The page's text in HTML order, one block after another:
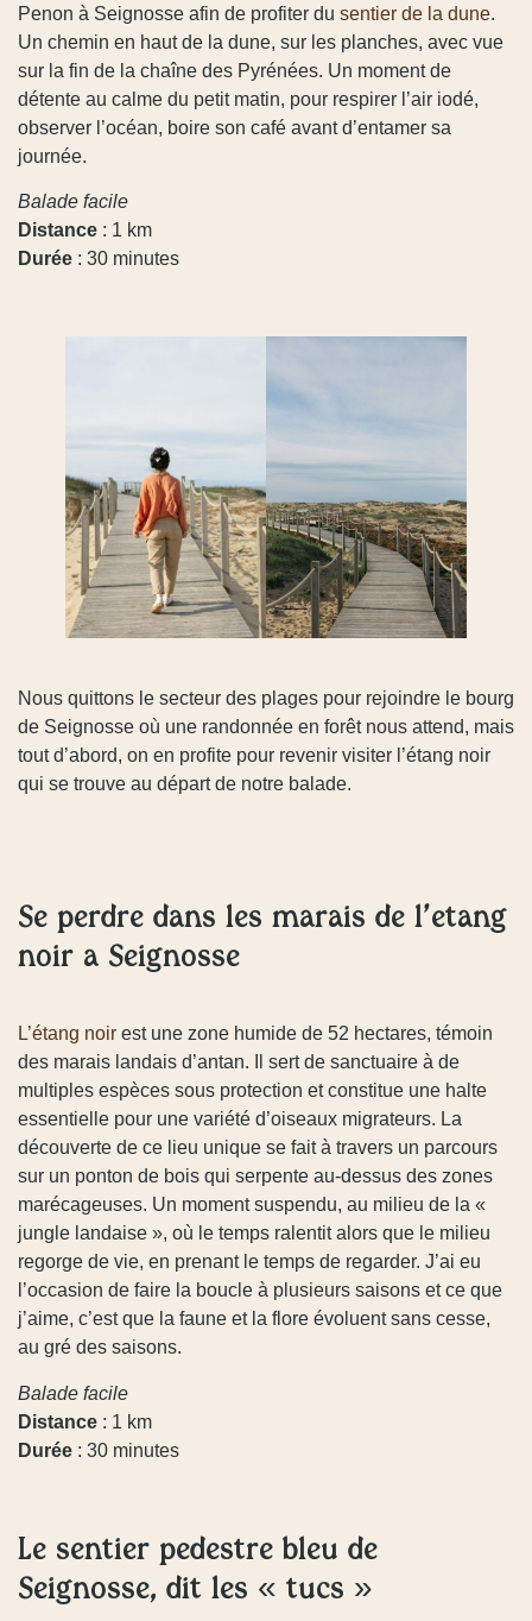
Penon à Seignosse afin de profiter du sentier de la dune.
Un chemin en haut de la dune, sur les planches, avec vue
sur la fin de la chaîne des Pyrénées. Un moment de
détente au calme du petit matin, pour respirer l’air iodé,
observer l’océan, boire son café avant d’entamer sa
journée.
Balade facile
Distance : 1 km
Durée : 30 minutes
Nous quittons le secteur des plages pour rejoindre le bourg
de Seignosse où une randonnée en forêt nous attend, mais
tout d’abord, on en profite pour revenir visiter l’étang noir
qui se trouve au départ de notre balade.
Se perdre dans les marais de l’étang
noir à Seignosse
L’étang noir est une zone humide de 52 hectares, témoin
des marais landais d’antan. Il sert de sanctuaire à de
multiples espèces sous protection et constitue une halte
essentielle pour une variété d’oiseaux migrateurs. La
découverte de ce lieu unique se fait à travers un parcours
sur un ponton de bois qui serpente au-dessus des zones
marécageuses. Un moment suspendu, au milieu de la «
jungle landaise », où le temps ralentit alors que le milieu
regorge de vie, en prenant le temps de regarder. J’ai eu
l’occasion de faire la boucle à plusieurs saisons et ce que
j’aime, c’est que la faune et la flore évoluent sans cesse,
au gré des saisons.
Balade facile
Distance : 1 km
Durée : 30 minutes
Le sentier pédestre bleu de
Seignosse, dit les « tucs »